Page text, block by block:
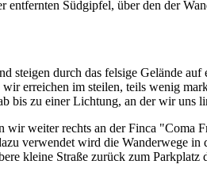
entfernten Südgipfel, über den der
steigen durch das felsige Gelände
erreichen im steilen, teils wenig
bis zu einer Lichtung, an der wir uns
wir weiter rechts an der Finca "Coma
verwendet wird die Wanderwege
kleine Straße zurück zum Parkplatz